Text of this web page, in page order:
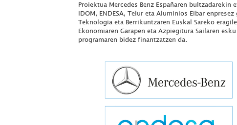
Proiektua Mercedes Benz Españaren
IDOM, ENDESA, Telur eta Aluminios Eibar
Teknologia eta Berrikuntzaren Euskal Sareko
Ekonomiaren Garapen eta Azpiegitura Sailaren
programaren bidez finantzatzen da.